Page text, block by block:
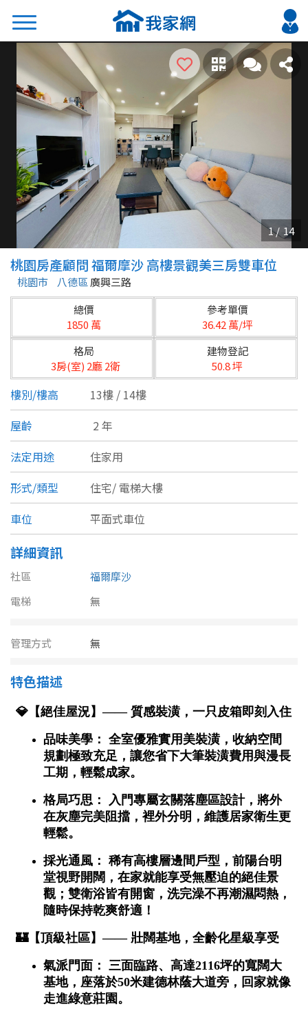
搜尋
熱門關鍵字
2026 台北降價好屋限量釋出
2026 新北降價好屋限量釋出
2026 台中降價好屋限量釋出
2026 台南降價好屋限量釋出
2026 高雄降價好屋限量釋出
縣市
不限
台北市
基隆市
新北市
宜蘭縣
桃園市
新竹市
新竹縣
苗栗縣
雲林縣
嘉義縣
台南市
高雄市
澎湖縣
屏東縣
台東縣
花蓮縣
金門連江
區域
類型(可複選)
不拘 公寓
別墅 透天厝
辦公
廠辦
坪數
不拘
40~50 坪 50~60 坪
60~70 坪 70~80 坪
80坪以上
~ 坪
不拘
地下室
1樓 2樓
3樓 4樓
5~10樓
桃園房產顧問 福爾摩沙 高樓景觀美三房雙車位
桃園市 八德區 廣興三路
總價
1850 萬
參考單價
36.42 萬/坪
格局
3房(室) 2廳 2衛
建物登記
50.8 坪
樓別/樓高
13樓 / 14樓
屋齡
2 年
法定用途
住家用
形式/類型
住宅/ 電梯大樓
車位
平面式車位
詳細資訊
社區
福爾摩沙
電梯
無
管理方式 無
特色描述